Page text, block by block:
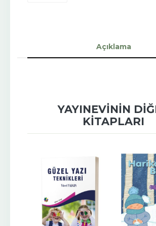
Açıklama
YAYINEVININ
KITAPLARI